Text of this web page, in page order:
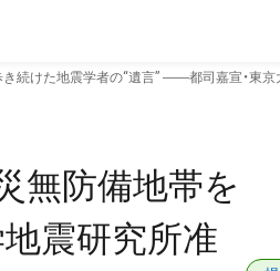
続けた地震学者の“遺言” ――都司嘉宣・東
無防備地帯を
震研究所准